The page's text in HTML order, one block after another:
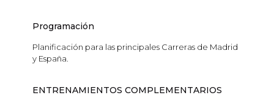
Programación
Planificación para las principales Carreras de Madrid
y España.
ENTRENAMIENTOS COMPLEMENTARIOS